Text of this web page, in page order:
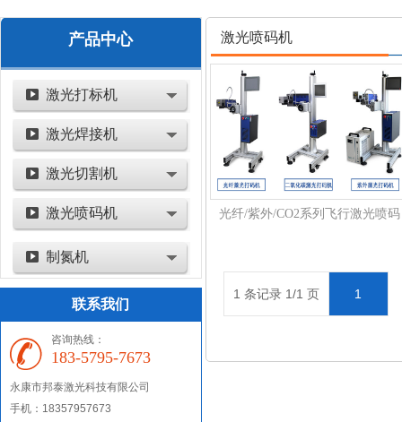
产品中心
激光打标机
激光焊接机
激光切割机
激光喷码机
制氮机
联系我们
咨询热线：
183-5795-7673
永康市邦泰激光科技有限公司
手机：18357957673
激光喷码机
光纤/紫外/CO2系列飞行激光喷码
1 条记录 1/1 页 1